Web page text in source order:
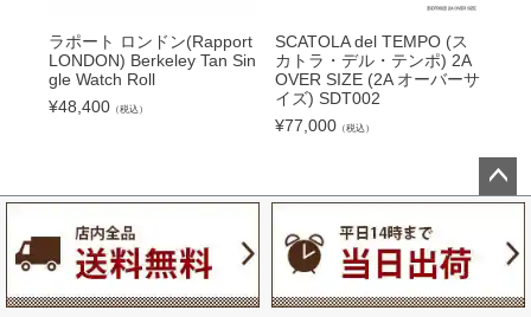
ラポート ロンドン(Rapport
LONDON) Berkeley Tan Sin
gle Watch Roll
¥48,400 （税込）
SCATOLA del TEMPO (ス
カトラ・デル・テンポ) 2A
OVER SIZE (2A オーバーサ
イズ) SDT002
¥77,000 （税込）
ペー
ップ